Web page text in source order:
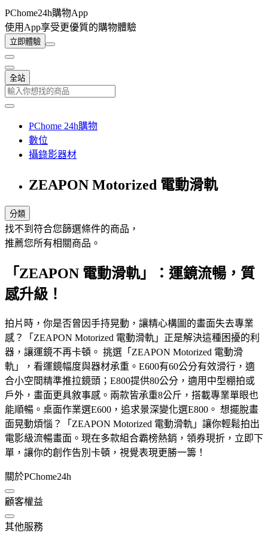
PChome24h購物App
使用App享受更優質的購物體驗
立即體驗
全站
PChome 24h購物
數位
攝錄影器材
ZEAPON Motorized 電動滑軌
分類
找不到符合您篩選條件的商品，
推薦您所有相關商品。
「ZEAPON 電動滑軌」：運鏡流暢，質
感升級！
拍片時，你是否曾因手持晃動，讓精心構圖的畫面失去專業
感？「ZEAPON Motorized 電動滑軌」正是解決這種困擾的利
器，讓運鏡不再卡頓。 挑選「ZEAPON Motorized 電動滑
軌」，看運鏡幅度與器材承重。E600有60公分有效滑行，適
合小空間精準推拉鏡頭；E800提供80公分，適用中型棚拍或
戶外，畫面更具敘事感。兩款皆承重8公斤，搭載專業單眼也
能順暢。桌面作業選E600，追求景深變化選E800。 想擺脫畫
面晃動煩惱？「ZEAPON Motorized 電動滑軌」讓你輕鬆拍出
電影級流暢畫面。現在多款組合霸榜熱銷，領券現折，立即下
單，讓你的創作告別卡頓，視覺表現更勝一籌！
關於PChome24h
顧客權益
其他服務